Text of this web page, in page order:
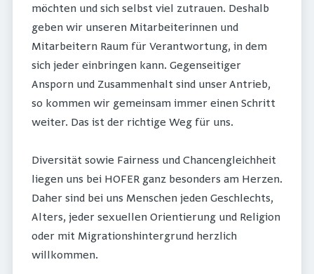
möchten und sich selbst viel zutrauen. Deshalb
geben wir unseren Mitarbeiterinnen und
Mitarbeitern Raum für Verantwortung, in dem
sich jeder einbringen kann. Gegenseitiger
Ansporn und Zusammenhalt sind unser Antrieb,
so kommen wir gemeinsam immer einen Schritt
weiter. Das ist der richtige Weg für uns.
Diversität sowie Fairness und Chancengleichheit
liegen uns bei HOFER ganz besonders am Herzen.
Daher sind bei uns Menschen jeden Geschlechts,
Alters, jeder sexuellen Orientierung und Religion
oder mit Migrationshintergrund herzlich
willkommen.